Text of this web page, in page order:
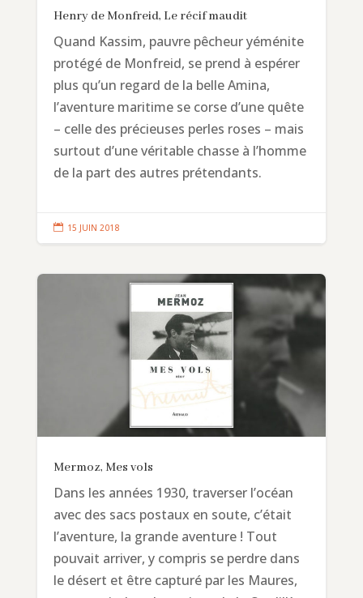
Henry de Monfreid, Le récif maudit
Quand Kassim, pauvre pêcheur yéménite
protégé de Monfreid, se prend à espérer
plus qu’un regard de la belle Amina,
l’aventure maritime se corse d’une quête
– celle des précieuses perles roses – mais
surtout d’une véritable chasse à l’homme
de la part des autres prétendants.
 15 JUIN 2018
Mermoz, Mes vols
Dans les années 1930, traverser l’océan
avec des sacs postaux en soute, c’était
l’aventure, la grande aventure ! Tout
pouvait arriver, y compris se perdre dans
le désert et être capturé par les Maures,